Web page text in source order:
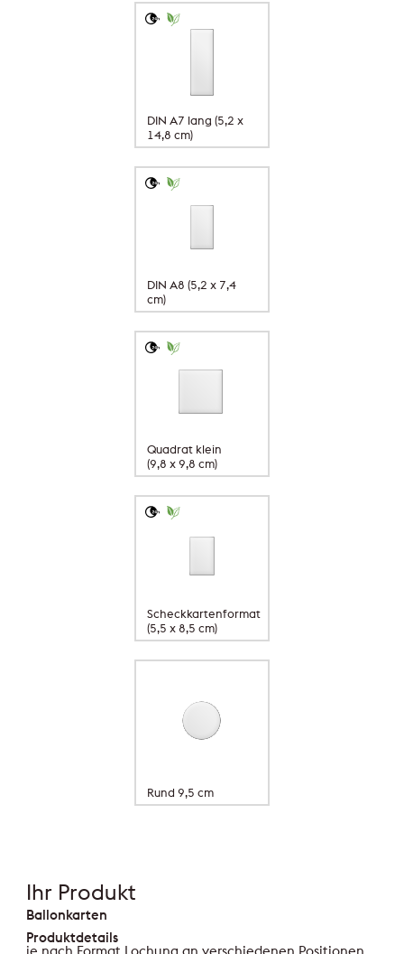
DIN A7 lang (5,2 x
14,8 cm)
DIN A8 (5,2 x 7,4
cm)
Quadrat klein
(9,8 x 9,8 cm)
Scheckkartenformat
(5,5 x 8,5 cm)
Rund 9,5 cm
Ihr Produkt
Ballonkarten
Produktdetails